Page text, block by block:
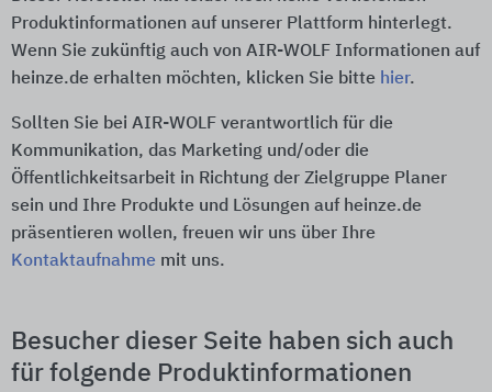
Produktinformationen auf unserer Plattform hinterlegt.
Wenn Sie zukünftig auch von AIR-WOLF Informationen auf
heinze.de erhalten möchten, klicken Sie bitte hier.
Sollten Sie bei AIR-WOLF verantwortlich für die
Kommunikation, das Marketing und/oder die
Öffentlichkeitsarbeit in Richtung der Zielgruppe Planer
sein und Ihre Produkte und Lösungen auf heinze.de
präsentieren wollen, freuen wir uns über Ihre
Kontaktaufnahme mit uns.
Besucher dieser Seite haben sich auch
für folgende Produktinformationen